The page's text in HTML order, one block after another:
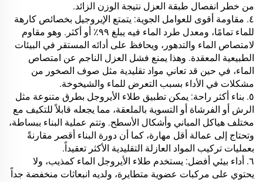
من خطر انفصال طبقة العزل نتيجة الوزن الزائد.
٤. مقاومة أقوى للعوامل الجوية: يتمتع الإيروجيل بخصائص كارهة
للماء تمامًا، ومعدل طرد الماء فيه يبلغ ٩٩٪ أو أكثر. وهو مقاوم
لامتصاص الماء والتدهور، ويحافظ على أدائه المستقر في البيئات
الطبيعية المعقدة. وهذا يمنع فشل العزل الناجم عن امتصاص
الماء، في حين قد تعاني مواد تقليدية مثل صوف الصخور من
مشكلات في الأداء بسبب التعرض للماء والشيخوخة.
٥. بناء أكثر راحة: يمكن تطبيق طلاء الأيروجل بطرق متنوعة مثل
الرش أو الفرشاة أو التسوية بالملعقة، مما يجعله قابلاً للتكيف مع
مختلف هياكل المباني وأشكال الأسطح. وتتم عملية البناء ببساطة،
وتحتاج إلى عمالة أقل مهارة، كما أن دورة البناء أقصر مقارنةً
بعمليات تركيب المواد العازلة التقليدية الأكثر تعقيداً.
٦. أداء بيئي أفضل: يستخدم طلاء الأيروجل الماء كمذيب، ولا
يحتوي على مركبات عضوية متطايرة، ولديه انبعاثات منخفضة جداً